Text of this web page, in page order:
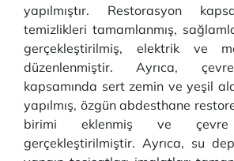
yapılmıştır. Restorasyon
temizlikleri tamamlanmış,
gerçekleştirilmiş, elektrik ve
düzenlenmiştir. Ayrıca,
kapsamında sert zemin ve yeşil
yapılmış, özgün abdesthane
birimi eklenmiş ve çevre
gerçekleştirilmiştir. Ayrıca, su